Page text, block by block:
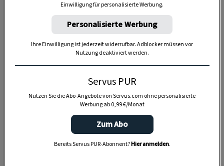
Anzeige
Einwilligung für personalisierte Werbung.
Personalisierte Werbung
Ihre Einwilligung ist jederzeit widerrufbar. Adblocker müssen vor
Nutzung deaktiviert werden.
Servus PUR
Nutzen Sie die Abo-Angebote von Servus.com ohne personalisierte
Werbung ab 0,99 €/Monat
Zum Abo
Bereits Servus PUR-Abonnent?Hier anmelden.